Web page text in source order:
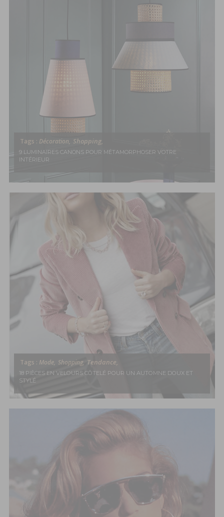
Tags : Décoration, Shopping,
9 LUMINAIRES CANONS POUR MÉTAMORPHOSER VOTRE
INTÉRIEUR
Tags : Mode, Shopping, Tendance,
18 PIÈCES EN VELOURS CÔTELÉ POUR UN AUTOMNE DOUX ET
STYLÉ